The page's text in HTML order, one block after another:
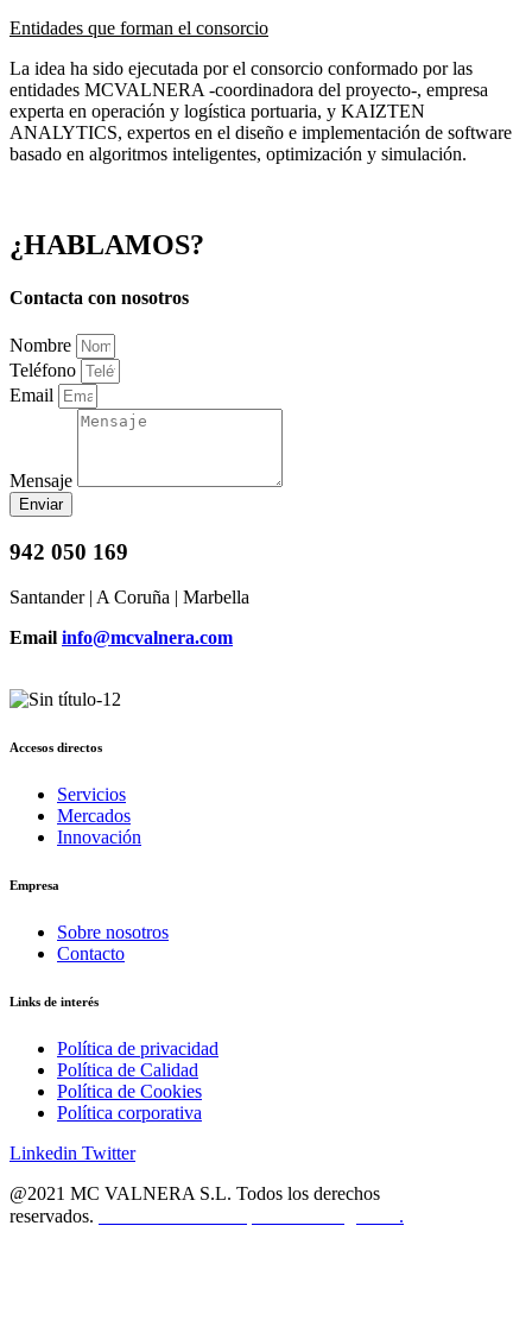
Entidades que forman el consorcio
La idea ha sido ejecutada por el consorcio conformado por las
entidades MCVALNERA -coordinadora del proyecto-, empresa
experta en operación y logística portuaria, y KAIZTEN
ANALYTICS, expertos en el diseño e implementación de software
basado en algoritmos inteligentes, optimización y simulación.
¿HABLAMOS?
Contacta con nosotros
Nombre
Teléfono
Email
Mensaje
Enviar
942 050 169
Santander | A Coruña | Marbella
Email info@mcvalnera.com
Accesos directos
Servicios
Mercados
Innovación
Empresa
Sobre nosotros
Contacto
Links de interés
Política de privacidad
Política de Calidad
Política de Cookies
Política corporativa
Linkedin Twitter
@2021 MC VALNERA S.L. Todos los derechos
reservados.
.